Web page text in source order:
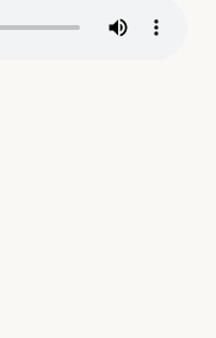
Việt / Vietnamien